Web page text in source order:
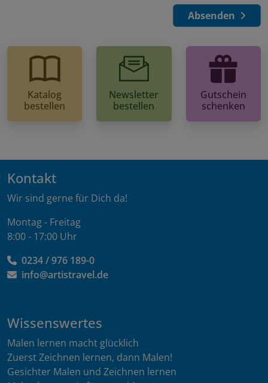
Absenden
Katalog
bestellen
Newsletter
bestellen
Gutschein
schenken
Kontakt
Wir sind gerne für Dich da!
Montag - Freitag
8:00 - 17:00 Uhr
0234 / 976 189-0
info@artistravel.de
Wissenswertes
Malen lernen macht glücklich
Zuerst Zeichnen lernen, dann Malen!
Gesichter Malen und Zeichnen lernen